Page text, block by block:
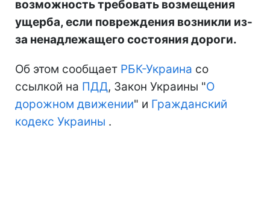
возможность требовать возмещения
ущерба, если повреждения возникли из-
за ненадлежащего состояния дороги.
Об этом сообщает РБК-Украина со
ссылкой на ПДД, Закон Украины "О
дорожном движении" и Гражданский
кодекс Украины .